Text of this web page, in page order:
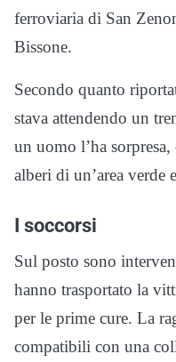
ferroviaria di San
Bissone.
Secondo quanto
stava attendendo un
un uomo l’ha
alberi di un’area verde
I soccorsi
Sul posto sono
hanno trasportato la
per le prime cure. La
compatibili con una